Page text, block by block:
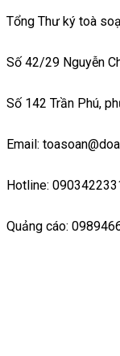
Tổng Thư ký toà
Số 42/29 Nguyễn
Số 142 Trần Phú,
Email:
Hotline:
Quảng cáo: